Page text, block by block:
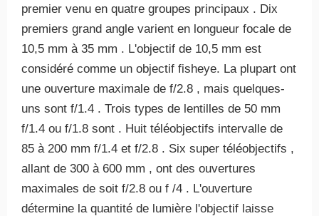
premier venu en quatre groupes principaux . Dix
premiers grand angle varient en longueur focale de
10,5 mm à 35 mm . L'objectif de 10,5 mm est
considéré comme un objectif fisheye. La plupart ont
une ouverture maximale de f/2.8 , mais quelques-
uns sont f/1.4 . Trois types de lentilles de 50 mm
f/1.4 ou f/1.8 sont . Huit téléobjectifs intervalle de
85 à 200 mm f/1.4 et f/2.8 . Six super téléobjectifs ,
allant de 300 à 600 mm , ont des ouvertures
maximales de soit f/2.8 ou f /4 . L'ouverture
détermine la quantité de lumière l'objectif laisse